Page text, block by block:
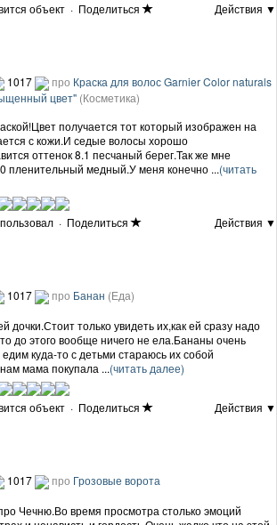
объект · Поделиться
Действия ▼
1017 про Краска для волос Garnier Color naturals
цвет" (Косметика)
получается тот который изображен на
с кожи.И седые волосы хорошо
оттенок 8.1 песчаный берег.Так же мне
пленительный медный.У меня конечно ...(читать
· Поделиться
Действия ▼
1017 про Банан (Еда)
дочки.Стоит только увидеть их,как ей сразу надо
до этого вообще ничего не ела.Бананы очень
куда-то с детьми стараюсь их собой
мама покупала ...(читать далее)
объект · Поделиться
Действия ▼
1017 про Грозовые ворота
Чечню.Во время просмотра столько эмоций